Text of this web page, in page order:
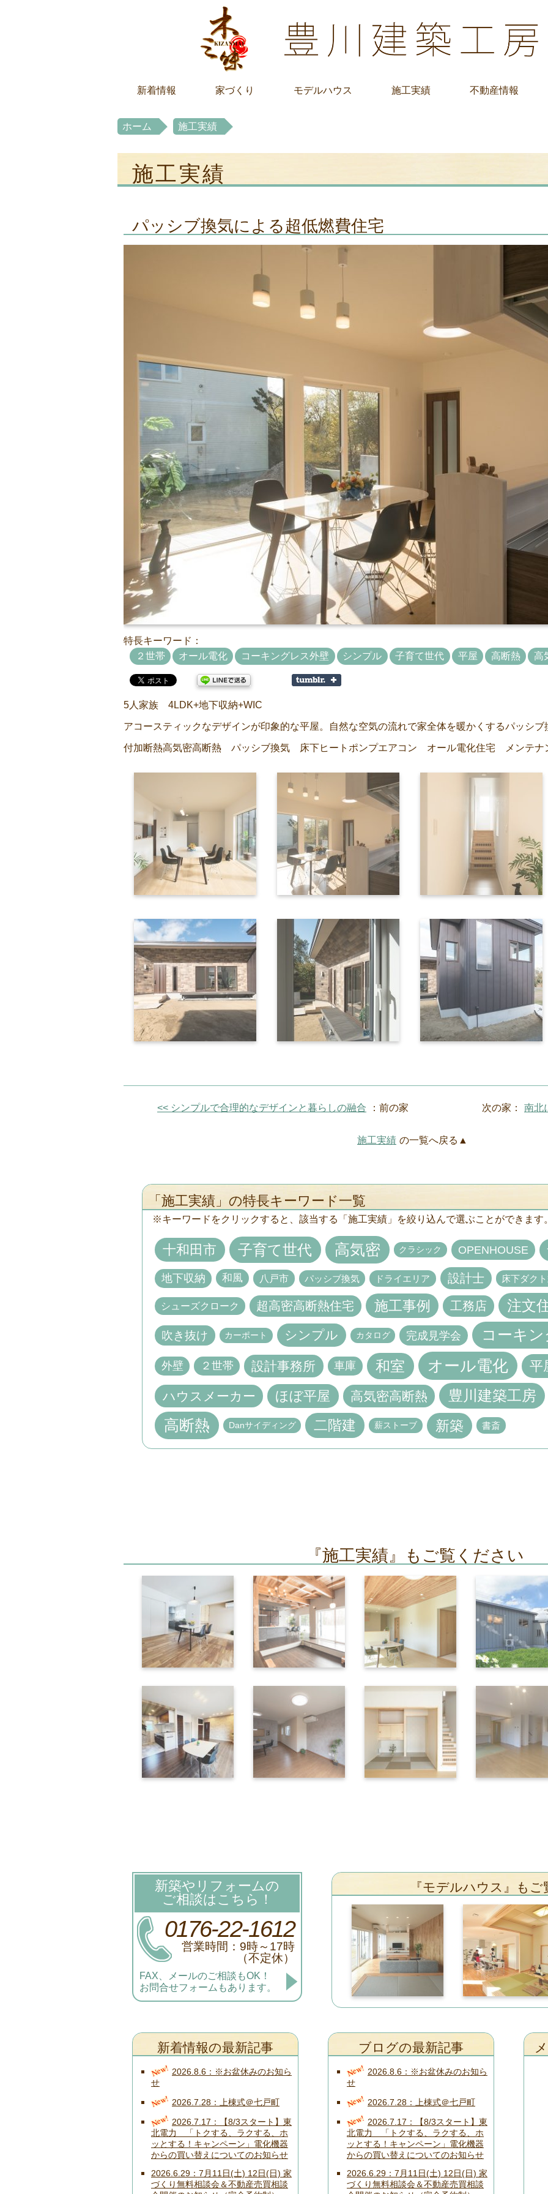
新着情報 家づくり モデルハウス 施工実績 不動産情報
ホーム 施工実績
施工実績
パッシブ換気による超低燃費住宅
特長キーワード：
２世帯
オール電化 コーキングレス外壁 シンプル 子育て世代 平屋 高断熱 高
5人家族 4LDK+地下収納+WIC
アコースティックなデザインが印象的な平屋。自然な空気の流れで家全体を暖かくするパッシブ
付加断熱高気密高断熱 パッシブ換気 床下ヒートポンプエアコン オール電化住宅 メンテナ
<< シンプルで合理的なデザインと暮らしの融合 ：前の家 次の家： 南北
施工実績 の一覧へ戻る▲
「施工実績」の特長キーワード一覧
キーワードをクリックすると、該当する「施工実績」を絞り込んで選ぶことができます
十和田市 子育て世代 高気密 クラシック OPENHOUSE
地下収納 和風 八戸市 パッシブ換気 ドライエリア 設計士 床下ダク
シューズクローク 超高密高断熱住宅 施工事例 工務店 注文
吹き抜け カーポート シンプル カタログ 完成見学会 コーキ
外壁 ２世帯 設計事務所 車庫 和室 オール電化 平
ハウスメーカー ほぼ平屋 高気密高断熱 豊川建築工房
高断熱 Danサイディング 二階建 薪ストーブ 新築 書斎
『施工実績』もご覧ください
新築やリフォームの
ご相談はこちら！
0176-22-1612
営業時間：9時～17時
（不定休）
FAX、メールのご相談もOK！
お問合せフォームもあります。
『モデルハウス』も
新着情報の最新記事
New! 2026.8.6
※お盆休みのお知ら
せ
New! 2026.7.28 上棟式＠七戸町
New! 2026.7.17
【8/3スタート】東
北電力 「トクする、ラクする、ホ
ッとする！キャンペーン」電化機器
からの買い替えについてのお知らせ
2026.6.29
7月11日(土) 12日(日) 家
づくり無料相談会＆不動産売買相談
ブログの最新記事
New! 2026.8.6
※お盆休みのお知ら
せ
New! 2026.7.28 上棟式＠七戸町
New! 2026.7.17
【8/3スタート】東
北電力 「トクする、ラクする、ホ
ッとする！キャンペーン」電化機器
からの買い替えについてのお知らせ
2026.6.29
7月11日(土) 12日(日) 家
づくり無料相談会＆不動産売買相談